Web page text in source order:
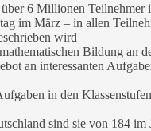
6 Millionen Teilnehmer
im März – in allen
wird
Bildung an
an interessanten
in den
sind sie von 184